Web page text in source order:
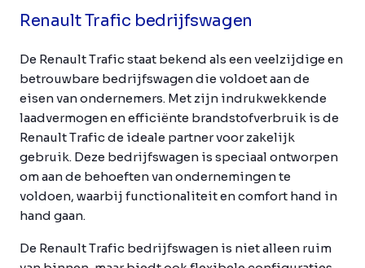
Renault Trafic bedrijfswagen
De Renault Trafic staat bekend als een veelzijdige en
betrouwbare bedrijfswagen die voldoet aan de
eisen van ondernemers. Met zijn indrukwekkende
laadvermogen en efficiënte brandstofverbruik is de
Renault Trafic de ideale partner voor zakelijk
gebruik. Deze bedrijfswagen is speciaal ontworpen
om aan de behoeften van ondernemingen te
voldoen, waarbij functionaliteit en comfort hand in
hand gaan.
De Renault Trafic bedrijfswagen is niet alleen ruim